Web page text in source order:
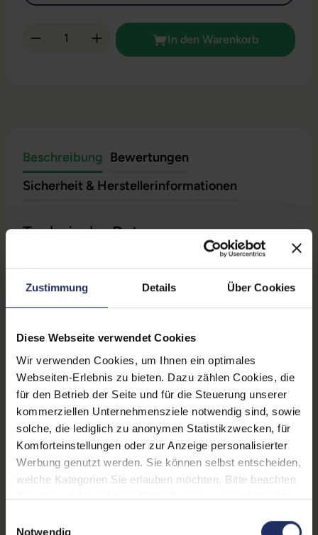
Zustimmung Details Über Cookies
Diese Webseite verwendet Cookies
Wir verwenden Cookies, um Ihnen ein optimales
Webseiten-Erlebnis zu bieten. Dazu zählen Cookies, die
für den Betrieb der Seite und für die Steuerung unserer
kommerziellen Unternehmensziele notwendig sind, sowie
solche, die lediglich zu anonymen Statistikzwecken, für
Komforteinstellungen oder zur Anzeige personalisierter
Werbung genutzt werden. Sie können selbst entscheiden,
welche Kategorien Sie erlauben möchten. Bitte beachten
Sie, dass aufgrund Ihrer Einstellungen, womöglich nicht
Weitere Informationen finden Sie in
Notwendig
Produkt Anzahl: Gib den gewünschten
In den Warenkorb
Beschreibung Bewertungen
Sicherheit & Herstellerinformationen
Technische Daten
Zustand: Gebraucht
Grading: Fair
Displayart: Glänzendes Display
Prozessor:
Intel Core i7 9750H @ 2,6
GHz
CPU Generation:
Prozessorkerne: 6